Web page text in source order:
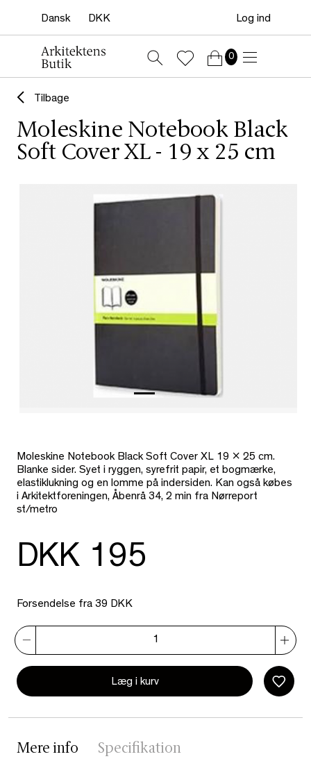
Log ind
0
Tilbage
Moleskine Notebook Black
Soft Cover XL - 19 x 25 cm
Moleskine Notebook Black Soft Cover XL 19 x 25 cm.
Blanke sider. Syet i ryggen, syrefrit papir, et bogmærke,
elastiklukning og en lomme på indersiden. Kan også købes
i Arkitektforeningen, Åbenrå 34, 2 min fra Nørreport
st/metro
DKK 195
Forsendelse fra 39 DKK
Læg i kurv
Mere info Specifikation